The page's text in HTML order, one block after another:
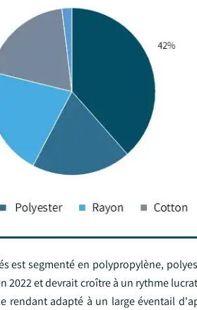
est segmenté en polypropylène,
et devrait croître à un rythme
rendant adapté à un large éventail